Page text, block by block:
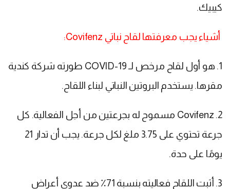
كيبيك.
أشياء يجب معرفتها لقاح نباتي Covifenz:
1. هو أول لقاح مرخص لـ COVID-19 طورته شركة كندية
مقرها. يستخدم البروتين النباتي لبناء اللقاح.
2. Covifenz مسموح له بجرعتين من أجل الفعالية. كل
جرعة تحتوي على 3.75 ملغ لكل جرعة. يجب أن تدار 21
يومًا على حدة.
3. أثبت اللقاح فعاليته بنسبة 71٪ ضد عدوى أعراض